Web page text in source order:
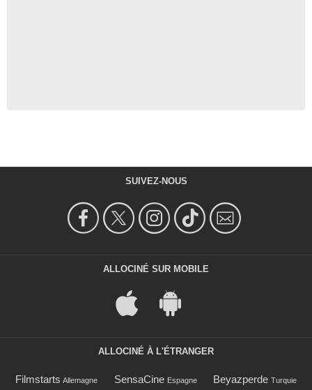
SUIVEZ-NOUS
ALLOCINÉ SUR MOBILE
ALLOCINÉ À L'ÉTRANGER
Filmstarts Allemagne SensaCine Espagne Beyazperde Turquie